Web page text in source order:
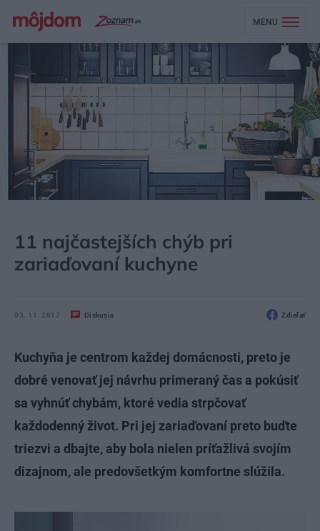
MENU
11 najčastejších chýb pri
zariaďovaní kuchyne
03. 11. 2017 Diskusia Zdieľať
Kuchyňa je centrom každej domácnosti, preto je
dobré venovať jej návrhu primeraný čas a pokúsiť
sa vyhnúť chybám, ktoré vedia strpčovať
každodenný život. Pri jej zariaďovaní preto buďte
triezvi a dbajte, aby bola nielen príťažlivá svojím
dizajnom, ale predovšetkým komfortne slúžila.